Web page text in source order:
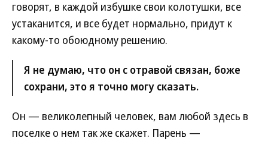
говорят, в каждой избушке свои колотушки, все
устаканится, и все будет нормально, придут к
какому-то обоюдному решению.
Я не думаю, что он с отравой связан, боже
сохрани, это я точно могу сказать.
Он — великолепный человек, вам любой здесь в
поселке о нем так же скажет. Парень —